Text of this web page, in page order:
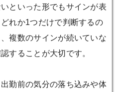
といった形でもサインが表
れか1つだけで判断するの
複数のサインが続いていな
することが大切です。
出勤前の気分の落ち込みや体